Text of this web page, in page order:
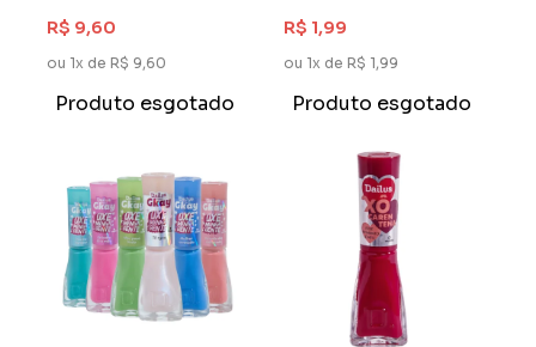
Cherry
R$ 9,60
ou 1x de R$ 9,60
Produto esgotado
Grape
R$ 1,99
ou 1x de R$ 1,99
Produto esgotado